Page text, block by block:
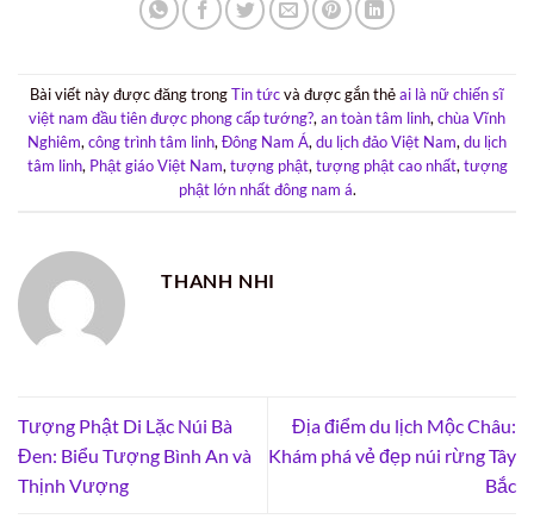
Bài viết này được đăng trongTin tứcvà được gắn thẻai là nữ chiến sĩ
việt nam đầu tiên được phong cấp tướng?, an toàn tâm linh, chùa Vĩnh
Nghiêm, công trình tâm linh, Đông Nam Á, du lịch đảo Việt Nam, du lịch
tâm linh, Phật giáo Việt Nam, tượng phật, tượng phật cao nhất, tượng
phật lớn nhất đông nam á.
THANH NHI
Tượng Phật Di Lặc Núi Bà
Đen: Biểu Tượng Bình An và
Thịnh Vượng
Địa điểm du lịch Mộc Châu:
Khám phá vẻ đẹp núi rừng Tây
Bắc